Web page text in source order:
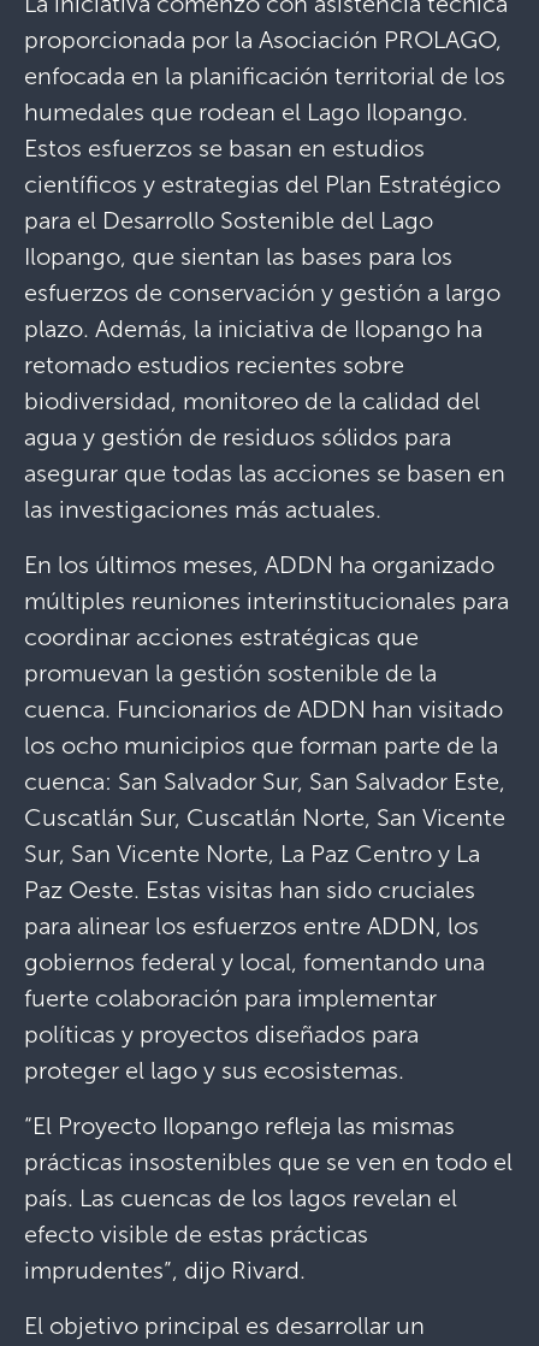
proporcionada por la Asociación PROLAGO,
enfocada en la planificación territorial de los
humedales que rodean el Lago Ilopango.
Estos esfuerzos se basan en estudios
científicos y estrategias del Plan Estratégico
para el Desarrollo Sostenible del Lago
Ilopango, que sientan las bases para los
esfuerzos de conservación y gestión a largo
plazo. Además, la iniciativa de Ilopango ha
retomado estudios recientes sobre
biodiversidad, monitoreo de la calidad del
agua y gestión de residuos sólidos para
asegurar que todas las acciones se basen en
las investigaciones más actuales.
En los últimos meses, ADDN ha organizado
múltiples reuniones interinstitucionales para
coordinar acciones estratégicas que
promuevan la gestión sostenible de la
cuenca. Funcionarios de ADDN han visitado
los ocho municipios que forman parte de la
cuenca: San Salvador Sur, San Salvador Este,
Cuscatlán Sur, Cuscatlán Norte, San Vicente
Sur, San Vicente Norte, La Paz Centro y La
Paz Oeste. Estas visitas han sido cruciales
para alinear los esfuerzos entre ADDN, los
gobiernos federal y local, fomentando una
fuerte colaboración para implementar
políticas y proyectos diseñados para
proteger el lago y sus ecosistemas.
“El Proyecto Ilopango refleja las mismas
prácticas insostenibles que se ven en todo el
país. Las cuencas de los lagos revelan el
efecto visible de estas prácticas
imprudentes”, dijo Rivard.
El objetivo principal es desarrollar un